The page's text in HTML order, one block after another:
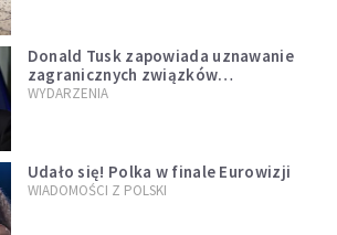
Donald Tusk zapowiada uznawanie
zagranicznych związków
jednopłciowych. "Państwo oblało ten
WYDARZENIA
Udało się! Polka w finale Eurowizji
WIADOMOŚCI Z POLSKI